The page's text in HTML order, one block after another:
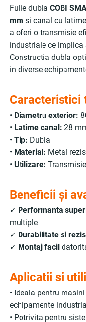
Fulie dubla COBI
mm si canal cu
a oferi o transmisie
industriale ce implica
Constructia dubla
in diverse
Caracteristici
• Diametru exterior:
• Latime canal: 28
• Tip: Dubla
• Material: Metal
• Utilizare:
Beneficii și
✓ Performanta
multiple
✓ Durabilitate si
✓ Montaj facil
Aplicatii si
• Ideala pentru
echipamente
• Potrivita pentru